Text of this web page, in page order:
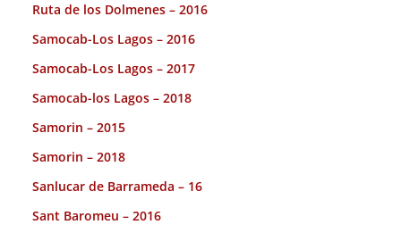
Ruta de los Dolmenes – 2016
Samocab-Los Lagos – 2016
Samocab-Los Lagos – 2017
Samocab-los Lagos – 2018
Samorin – 2015
Samorin – 2018
Sanlucar de Barrameda – 16
Sant Baromeu – 2016